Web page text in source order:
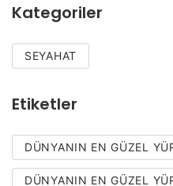
Kategoriler
SEYAHAT
Etiketler
DÜNYANIN EN GÜZEL
DÜNYANIN EN GÜZEL